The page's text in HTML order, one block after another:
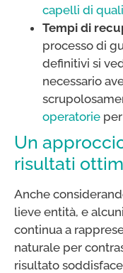
capelli di
Tempi di
processo di
definitivi si
necessario
operatorie
Un
risultati
Anche
lieve entità, e
continua a
naturale per
risultato